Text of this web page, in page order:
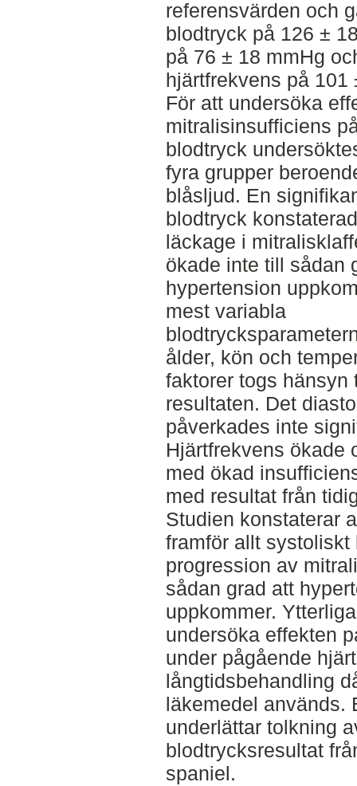
referensvärden och
blodtryck på 126 ±
på 76 ± 18 mmHg
hjärtfrekvens på 101
För att undersöka
mitralisinsufficiens
blodtryck
fyra grupper
blåsljud. En
blodtryck
läckage i
ökade inte till sådan
hypertension
mest variabla
ålder, kön och
faktorer togs
resultaten. Det
påverkades inte
Hjärtfrekvens ökade
med ökad
med resultat från
Studien konstaterar
framför allt systoliskt
progression av
sådan grad att
uppkommer.
undersöka effekten
under pågående
långtidsbehandling
läkemedel används.
underlättar tolkning
blodtrycksresultat
spaniel.